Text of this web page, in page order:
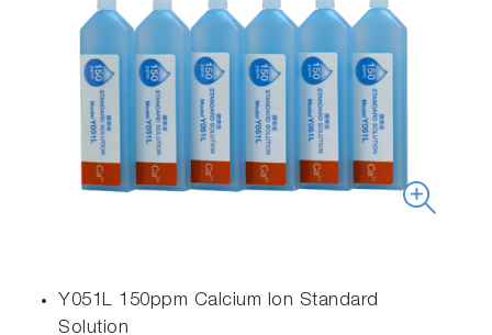
Y051L 150ppm Calcium Ion Standard
Solution